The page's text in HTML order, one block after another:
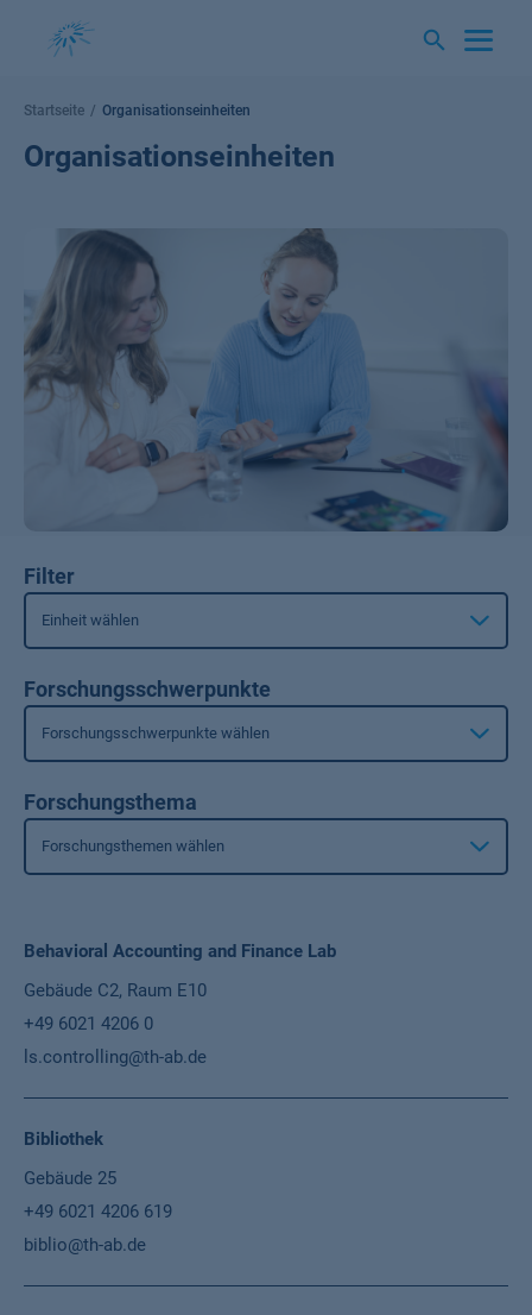
Startseite Organisationseinheiten
Organisationseinheiten
Filter
Einheit wählen
Forschungsschwerpunkte
Forschungsschwerpunkte wählen
Forschungsthema
Forschungsthemen wählen
Name
Ort
Telefon
E-Mail
Behavioral Accounting and Finance Lab
Gebäude C2, Raum E10
+49 6021 4206 0
ls.controlling@th-ab.de
Bibliothek
Gebäude 25
+49 6021 4206 619
biblio@th-ab.de